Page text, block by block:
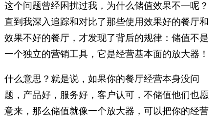
这个问题曾经困扰过我，为什么储值效果不一呢？
直到我深入追踪和对比了那些使用效果好的餐厅和
效果不好的餐厅，才发现了背后的规律：储值不是
一个独立的营销工具，它是经营基本面的放大器！
什么意思？就是说，如果你的餐厅经营本身没问
题，产品好，服务好，客户认可，不储值他们也愿
意来，那么储值就像一个放大器，可以把你的经营